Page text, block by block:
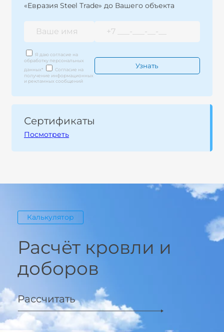
«Евразия Steel Trade» до Вашего объекта
Я даю согласие на
обработку персональных
данных*
Согласие на
получение информационных
и рекламных сообщений
Сертификаты
Посмотреть
Калькулятор
Расчёт кровли и
доборов
Рассчитать